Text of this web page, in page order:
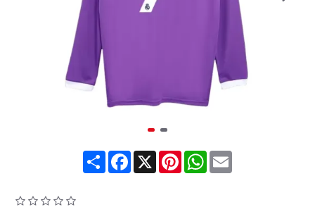
ShareFacebook
X PinterestWhatsApp
Email